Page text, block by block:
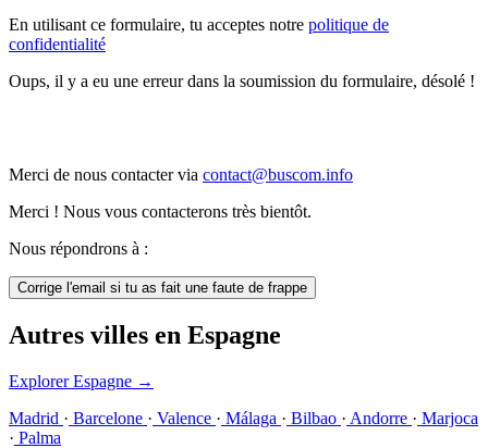
En utilisant ce formulaire, tu acceptes notre politique de
confidentialité
Oups, il y a eu une erreur dans la soumission du formulaire, désolé !
Merci de nous contacter via contact@buscom.info
Merci ! Nous vous contacterons très bientôt.
Nous répondrons à :
Corrige l'email si tu as fait une faute de frappe
Autres villes en Espagne
Explorer Espagne →
Madrid · Barcelone · Valence · Málaga · Bilbao · Andorre · Marjoca
· Palma